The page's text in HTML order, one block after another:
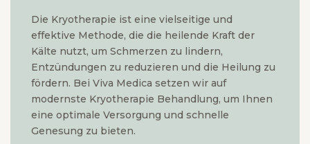
Die Kryotherapie ist eine vielseitige und
effektive Methode, die die heilende Kraft der
Kälte nutzt, um Schmerzen zu lindern,
Entzündungen zu reduzieren und die Heilung zu
fördern. Bei Viva Medica setzen wir auf
modernste Kryotherapie Behandlung, um Ihnen
eine optimale Versorgung und schnelle
Genesung zu bieten.